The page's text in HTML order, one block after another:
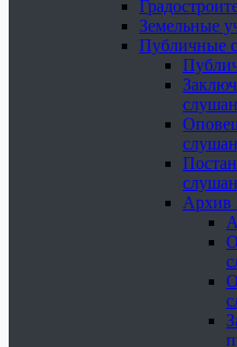
Земельные
Публичные
Архив